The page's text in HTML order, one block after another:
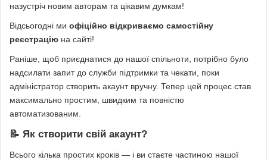
назустріч новим авторам та цікавим думкам!
Відсьогодні ми офіційно відкриваємо самостійну
реєстрацію на сайті!
Раніше, щоб приєднатися до нашої спільноти, потрібно було
надсилати запит до служби підтримки та чекати, поки
адміністратор створить акаунт вручну. Тепер цей процес став
максимально простим, швидким та повністю
автоматизованим.
📝 Як створити свій акаунт?
Всього кілька простих кроків — і ви стаєте частиною нашої